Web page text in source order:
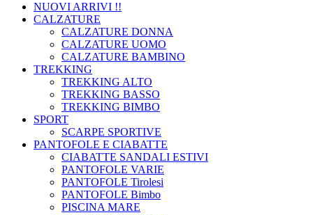
NUOVI ARRIVI !!
CALZATURE
CALZATURE DONNA
CALZATURE UOMO
CALZATURE BAMBINO
TREKKING
TREKKING ALTO
TREKKING BASSO
TREKKING BIMBO
SPORT
SCARPE SPORTIVE
PANTOFOLE E CIABATTE
CIABATTE SANDALI ESTIVI
PANTOFOLE VARIE
PANTOFOLE Tirolesi
PANTOFOLE Bimbo
PISCINA MARE